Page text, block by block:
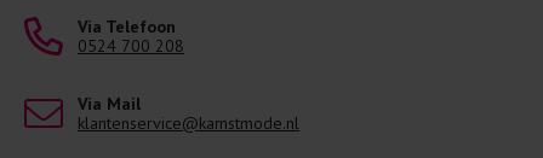
Via Telefoon
0524 700 208
Via Mail
klantenservice@kamstmode.nl